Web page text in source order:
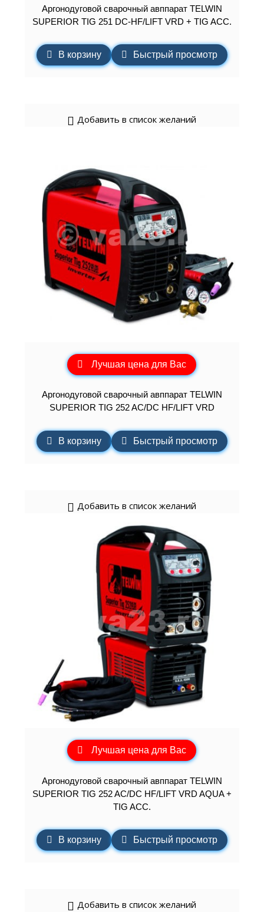
Аргонодуговой сварочный авппарат TELWIN
SUPERIOR TIG 251 DC-HF/LIFT VRD + TIG ACC.
В корзину Быстрый просмотр
Добавить в список желаний
Лучшая цена для Вас
Аргонодуговой сварочный авппарат TELWIN
SUPERIOR TIG 252 AC/DC HF/LIFT VRD
В корзину Быстрый просмотр
Добавить в список желаний
Лучшая цена для Вас
Аргонодуговой сварочный авппарат TELWIN
SUPERIOR TIG 252 AC/DC HF/LIFT VRD AQUA +
TIG ACC.
В корзину Быстрый просмотр
Добавить в список желаний